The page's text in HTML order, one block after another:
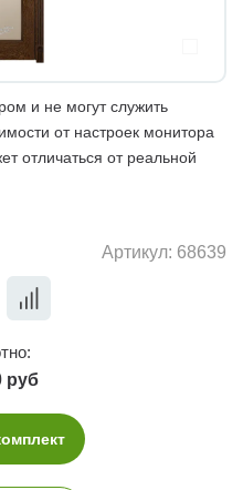
и не могут служить
от настроек монитора
отличаться от реальной
Артикул: 68639
руб